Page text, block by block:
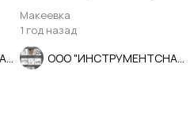
ГОСТ 7740-71, СССР.
Макеевка
1 год назад